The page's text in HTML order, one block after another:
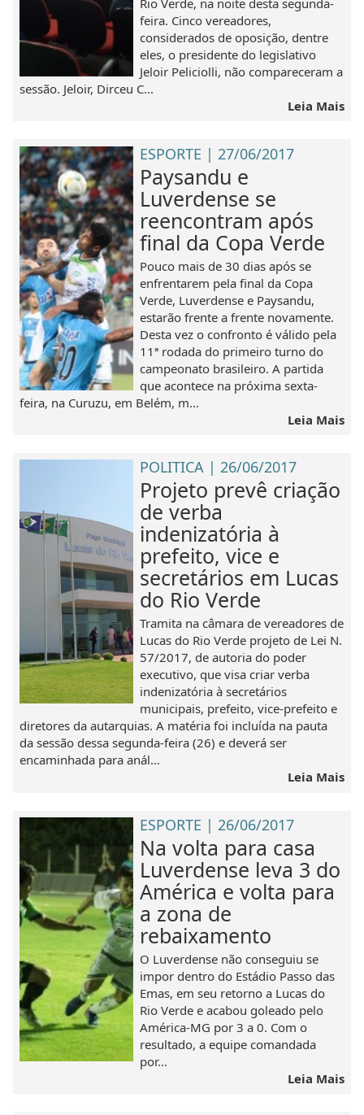
feira. Cinco vereadores,
considerados de oposição, dentre
eles, o presidente do legislativo
Jeloir Peliciolli, não compareceram a
sessão. Jeloir, Dirceu C...
Leia Mais
ESPORTE | 27/06/2017
Paysandu e
Luverdense se
reencontram após
final da Copa Verde
Pouco mais de 30 dias após se
enfrentarem pela final da Copa
Verde, Luverdense e Paysandu,
estarão frente a frente novamente.
Desta vez o confronto é válido pela
11ª rodada do primeiro turno do
campeonato brasileiro. A partida
que acontece na próxima sexta-
feira, na Curuzu, em Belém, m...
Leia Mais
POLITICA | 26/06/2017
Projeto prevê criação
de verba
indenizatória à
prefeito, vice e
secretários em Lucas
do Rio Verde
Tramita na câmara de vereadores de
Lucas do Rio Verde projeto de Lei N.
57/2017, de autoria do poder
executivo, que visa criar verba
indenizatória à secretários
municipais, prefeito, vice-prefeito e
diretores da autarquias. A matéria foi incluída na pauta
da sessão dessa segunda-feira (26) e deverá ser
encaminhada para anál...
Leia Mais
ESPORTE | 26/06/2017
Na volta para casa
Luverdense leva 3 do
América e volta para
a zona de
rebaixamento
O Luverdense não conseguiu se
impor dentro do Estádio Passo das
Emas, em seu retorno a Lucas do
Rio Verde e acabou goleado pelo
América-MG por 3 a 0. Com o
resultado, a equipe comandada
por...
Leia Mais